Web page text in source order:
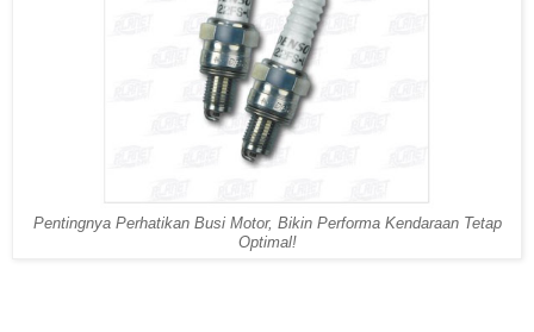
Pentingnya Perhatikan Busi Motor, Bikin Performa Kendaraan Tetap
Optimal!